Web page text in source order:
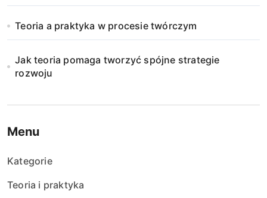
Teoria a praktyka w procesie twórczym
Jak teoria pomaga tworzyć spójne strategie
rozwoju
Menu
Kategorie
Teoria i praktyka